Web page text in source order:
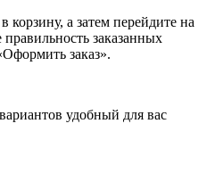
а затем перейдите на
заказанных
заказ».
удобный для вас